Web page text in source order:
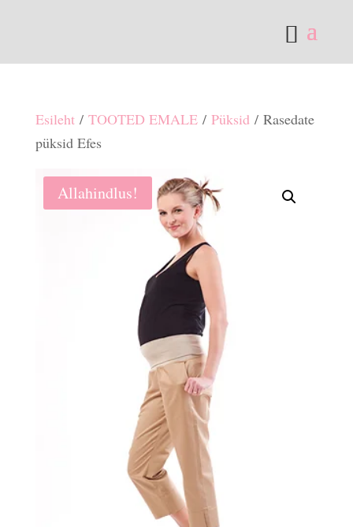
Esileht/ TOOTED EMALE/ Püksid/ Rasedate
püksid Efes
Allahindlus!